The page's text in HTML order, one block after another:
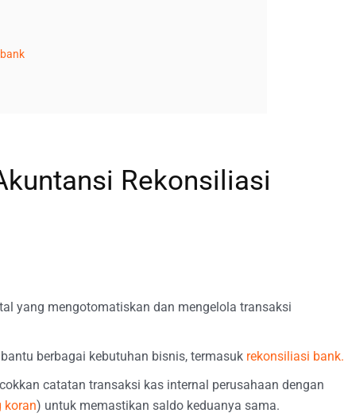
Rekonsiliasi
yang mengotomatiskan dan mengelola transaksi
berbagai kebutuhan bisnis, termasuk rekonsiliasi bank.
catatan transaksi kas internal perusahaan dengan
koran) untuk memastikan saldo keduanya sama.